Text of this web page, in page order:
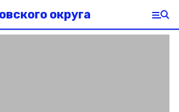
округа